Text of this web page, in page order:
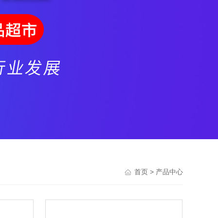
首页 > 产品中心